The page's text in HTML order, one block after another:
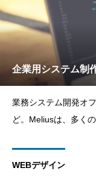
企業用システム制
業務システム開発オ
ど。Meliusは、多く
WEBデザイン